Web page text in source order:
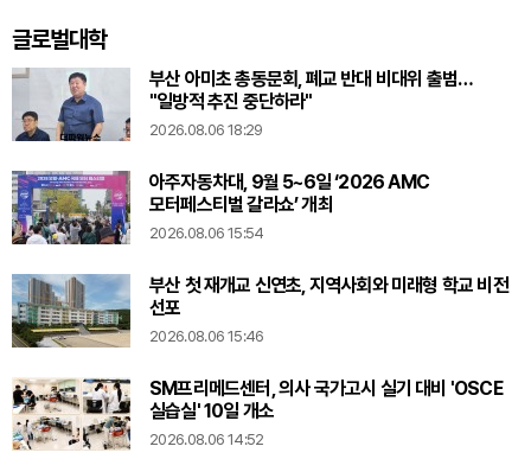
글로벌대학
부산 아미초 총동문회, 폐교 반대 비대위 출범…
"일방적 추진 중단하라"
2026.08.06 18:29
아주자동차대, 9월 5~6일 ‘2026 AMC
모터페스티벌 갈라쇼’ 개최
2026.08.06 15:54
부산 첫 재개교 신연초, 지역사회와 미래형 학교 비전
선포
2026.08.06 15:46
SM프리메드센터, 의사 국가고시 실기 대비 'OSCE
실습실' 10일 개소
2026.08.06 14:52